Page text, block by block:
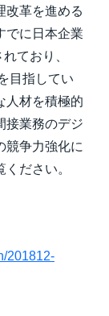
改革を進める
でに日本企業
ており、
目指してい
人材を積極的
接業務のデジ
競争力強化に
ださい。
201812-